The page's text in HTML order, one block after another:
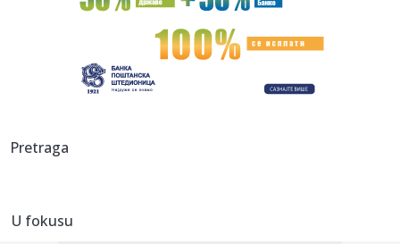
proti...
Ako postoji jedan komad koji ćete nositi godinama, to je
20:37:PARKER NE ODUSTAJE OD SNA: Želi ono što Asvel čeka
20:28:
Pretraga
U fokusu